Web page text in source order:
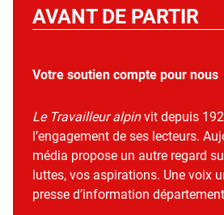
AVANT DE PARTIR
Votre soutien compte pour nous
Le Travailleur alpinvit depuis
l’engagement de ses lecteurs.
média propose un autre regard
luttes, vos aspirations. Une voix
presse d’information